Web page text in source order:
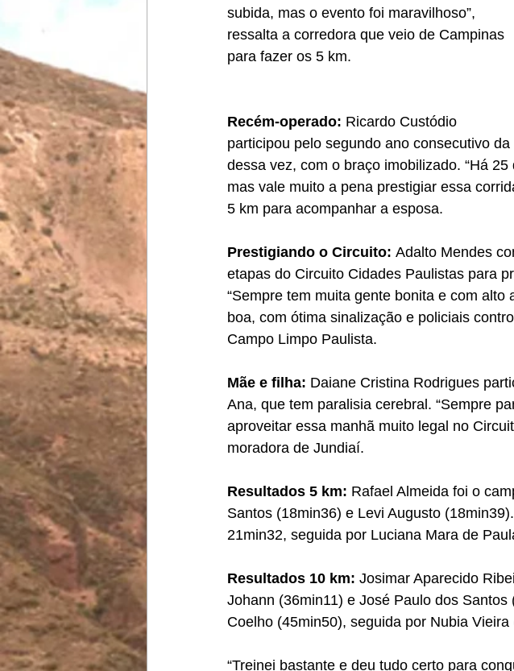
subida, mas o evento foi maravilhoso”,
ressalta a corredora que veio de Campinas
para fazer os 5 km.
Recém-operado: Ricardo Custódio
participou pelo segundo ano consecutivo
dessa vez, com o braço imobilizado. “Há
mas vale muito a pena prestigiar essa
5 km para acompanhar a esposa.
Prestigiando o Circuito: Adalto Mendes
etapas do Circuito Cidades Paulistas para
“Sempre tem muita gente bonita e com
boa, com ótima sinalização e policiais
Campo Limpo Paulista.
Mãe e filha: Daiane Cristina Rodrigues
Ana, que tem paralisia cerebral. “Sempre
aproveitar essa manhã muito legal no
moradora de Jundiaí.
Resultados 5 km: Rafael Almeida foi o
Santos (18min36) e Levi Augusto
21min32, seguida por Luciana Mara de
Resultados 10 km: Josimar Aparecido
Johann (36min11) e José Paulo dos
Coelho (45min50), seguida por Nubia
“Treinei bastante e deu tudo certo para